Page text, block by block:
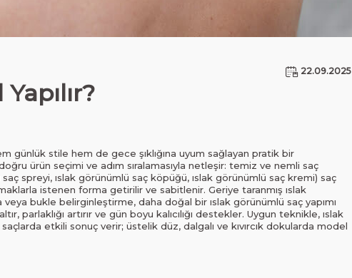
22.09.2025
günlük stile hem de gece şıklığına uyum sağlayan pratik bir
ürün seçimi ve adım sıralamasıyla netleşir: temiz ve nemli saç
spreyi, ıslak görünümlü saç köpüğü, ıslak görünümlü saç kremi) saç
istenen forma getirilir ve sabitlenir. Geriye taranmış ıslak
bukle belirginleştirme, daha doğal bir ıslak görünümlü saç yapımı
parlaklığı artırır ve gün boyu kalıcılığı destekler. Uygun teknikle, ıslak
etkili sonuç verir; üstelik düz, dalgalı ve kıvırcık dokularda model